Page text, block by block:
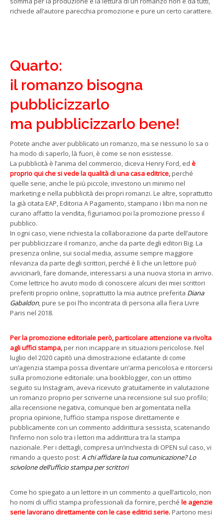
richiede all’autore parecchia promozione e pure un certo carattere.
Quarto:
il romanzo bisogna
pubblicizzarlo
ma pubblicizzarlo bene!
Potete anche aver pubblicato un romanzo, ma se nessuno lo sa o
ha modo di saperlo, là fuori, è come se non esistesse.
La pubblicità è l’anima del commercio, diceva Henry Ford, ed è
proprio qui che si vede la qualità di una casa editrice,perché
quelle serie, anche le più piccole, investono un minimo nel
marketing e nella pubblicità dei propri romanzi. Le altre, soprattutto
la già citata EAP, Editoria A Pagamento, stampano i libri ma non ne
curano affatto la vendita, figuriamoci poi la promozione presso il
pubblico.
In ogni caso, viene richiesta la collaborazione da parte dell’autore
per pubblicizzare il romanzo, anche da parte degli editori Big. La
presenza online, sui social media, assume sempre maggiore
rilevanza da parte degli scrittori, perché è lì che un lettore può
avvicinarli, fare domande, interessarsi a una nuova storia in arrivo.
Come lettrice ho avuto modo di conoscere alcuni dei miei scrittori
preferiti proprio online, soprattutto la mia autrice preferita Diana
Gabaldon, pure se poi l’ho incontrata di persona alla fiera Livre
Paris nel 2018.
Per la promozione editoriale però, particolare attenzione va rivolta
agli uffici stampa,per non incappare in situazioni pericolose. Nel
luglio del 2020 capitò una dimostrazione eclatante di come
un’agenzia stampa possa diventare un’arma pericolosa e ritorcersi
sulla promozione editoriale: una bookblogger, con un ottimo
seguito su Instagram, aveva ricevuto gratuitamente in valutazione
un romanzo proprio per scriverne una recensione sul suo profilo;
alla recensione negativa, comunque ben argomentata nella
propria opinione, l’ufficio stampa rispose direttamente e
pubblicamente con un commento addirittura sessista, scatenando
l’inferno non solo tra i lettori ma addirittura tra la stampa
nazionale. Per i dettagli, compresa un’inchiesta di OPEN sul caso, vi
rimando a questo post: A chi affidare la tua comunicazione? Lo
scivolone dell’ufficio stampa per scrittori
Come ho spiegato a un lettore in un commento a quell’articolo, non
ho nomi di uffici stampa professionali da fornire, perché le agenzie
serie lavorano direttamente con le case editrici serie.Partono mesi